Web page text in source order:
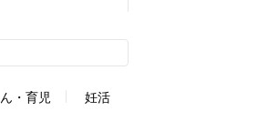
・育児 妊活